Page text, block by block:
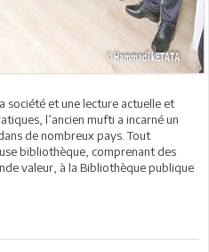
société et une lecture actuelle et
l’ancien mufti a incarné un
de nombreux pays. Tout
bibliothèque, comprenant des
valeur, à la Bibliothèque publique